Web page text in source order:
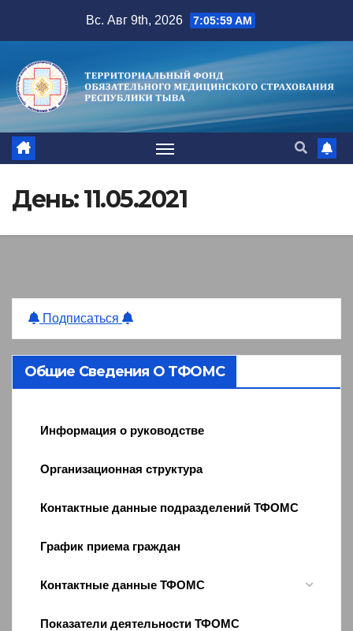
содержимому
Вс. Авг 9th, 2026 7:06:00 AM
День:11.05.2021
Подписаться
Общие Сведения О ТФОМС
Информация о руководстве
Организационная структура
Контактные данные подразделений ТФОМС
График приема граждан
Контактные данные ТФОМС
Показатели деятельности ТФОМС